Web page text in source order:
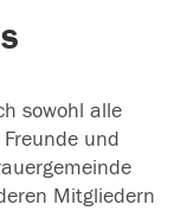
sowohl alle
und
Mitgliedern